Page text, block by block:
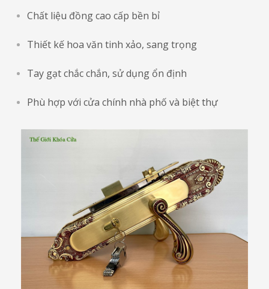
Chất liệu đồng cao cấp bền bỉ
Thiết kế hoa văn tinh xảo, sang trọng
Tay gạt chắc chắn, sử dụng ổn định
Phù hợp với cửa chính nhà phố và biệt thự